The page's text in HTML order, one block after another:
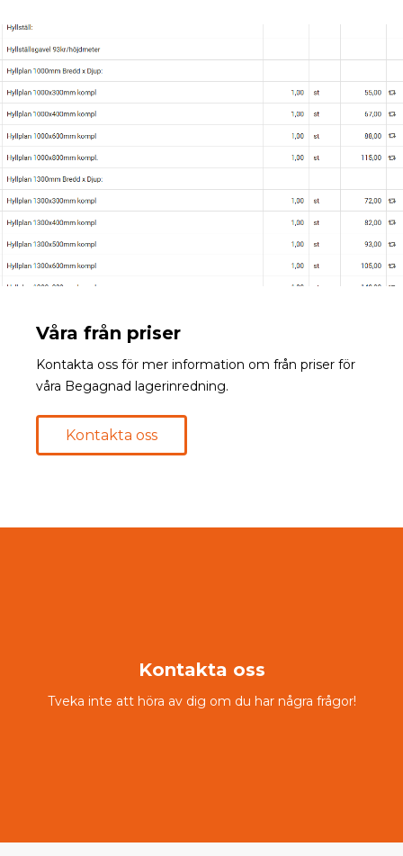
Våra från priser
Kontakta oss för mer information om från priser för
våra Begagnad lagerinredning.
Kontakta oss
Kontakta oss
Tveka inte att höra av dig om du har några frågor!